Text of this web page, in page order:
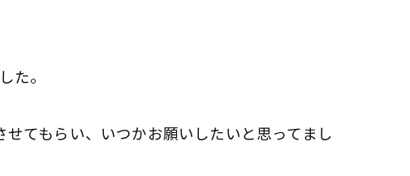
た。
てもらい、いつかお願いしたいと思ってまし